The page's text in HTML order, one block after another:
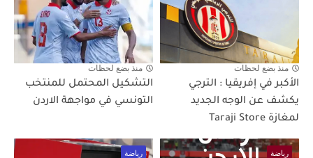
منذ بضع لحظات
الأكبر في إفريقيا : الترجي
يكشف عن الوجه الجديد
لمغازة Taraji Store
منذ بضع لحظات
التشكيل المحتمل للمنتخب
التونسي في مواجهة الاردن
رياضة رياضة